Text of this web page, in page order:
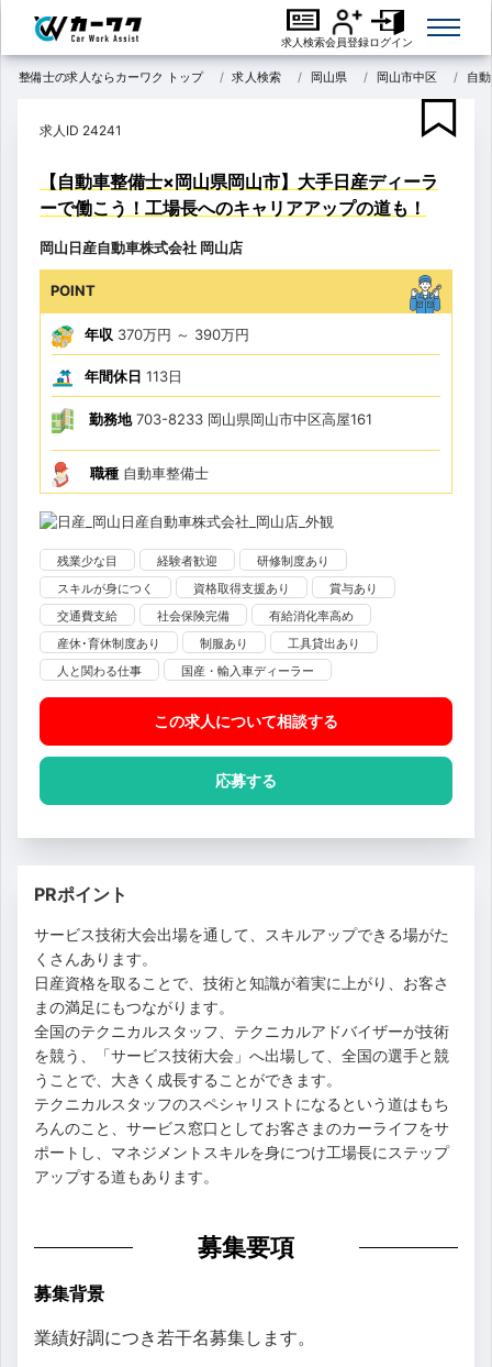
求人検索会員登録ログイン
整備士の求人ならカーワク トップ 求人検索 岡山県 岡山市中区 自
求人ID 24241
【自動車整備士×岡山県岡山市】大手日産ディーラ
ーで働こう！工場長へのキャリアアップの道も！
岡山日産自動車株式会社 岡山店
POINT
年収 370万円 ～ 390万円
年間休日 113日
勤務地703-8233 岡山県岡山市中区高屋161
職種 自動車整備士
残業少な目 経験者歓迎
研修制度あり
スキルが身につく
資格取得支援あり
賞与あり
交通費支給
社会保険完備
有給消化率高め
産休･育休制度あり
制服あり
工具貸出あり
人と関わる仕事
国産・輸入車ディーラー
この求人について相談する
応募する
PRポイント
サービス技術大会出場を通して、スキルアップできる場がた
くさんあります。
日産資格を取ることで、技術と知識が着実に上がり、お客さ
まの満足にもつながります。
全国のテクニカルスタッフ、テクニカルアドバイザーが技術
を競う、「サービス技術大会」へ出場して、全国の選手と競
うことで、大きく成長することができます。
テクニカルスタッフのスペシャリストになるという道はもち
ろんのこと、サービス窓口としてお客さまのカーライフをサ
ポートし、マネジメントスキルを身につけ工場長にステップ
アップする道もあります。
募集要項
募集背景
業績好調につき若干名募集します。